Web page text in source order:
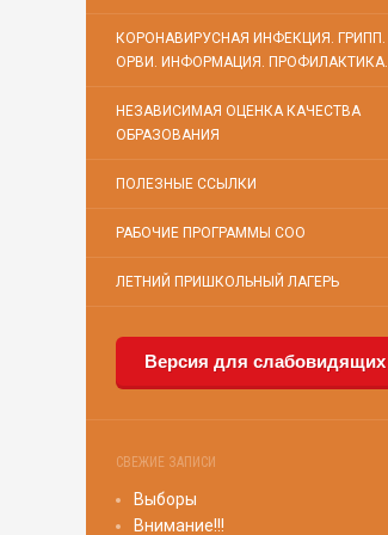
КОРОНАВИРУСНАЯ ИНФЕКЦИЯ. ГРИПП.
ОРВИ. ИНФОРМАЦИЯ. ПРОФИЛАКТИКА.
НЕЗАВИСИМАЯ ОЦЕНКА КАЧЕСТВА
ОБРАЗОВАНИЯ
ПОЛЕЗНЫЕ ССЫЛКИ
РАБОЧИЕ ПРОГРАММЫ СОО
ЛЕТНИЙ ПРИШКОЛЬНЫЙ ЛАГЕРЬ
Версия для слабовидящих
СВЕЖИЕ ЗАПИСИ
Выборы
Внимание!!!